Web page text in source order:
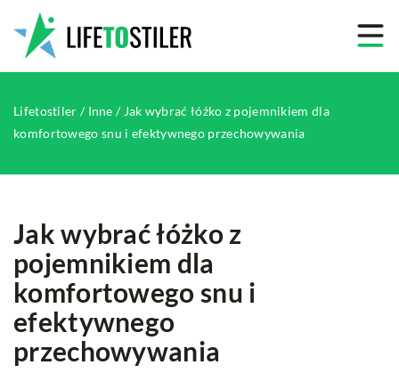
Lifetostiler / Inne / Jak wybrać łóżko z pojemnikiem dla
komfortowego snu i efektywnego przechowywania
Jak wybrać łóżko z
pojemnikiem dla
komfortowego snu i
efektywnego
przechowywania